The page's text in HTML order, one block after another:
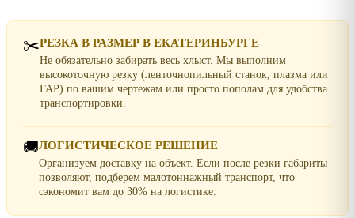
✂️РЕЗКА В РАЗМЕР В ЕКАТЕРИНБУРГЕ
Не обязательно забирать весь хлыст. Мы выполним
высокоточную резку (ленточнопильный станок, плазма или
ГАР) по вашим чертежам или просто пополам для удобства
транспортировки.
🚚ЛОГИСТИЧЕСКОЕ РЕШЕНИЕ
Организуем доставку на объект. Если после резки габариты
позволяют, подберем малотоннажный транспорт, что
сэкономит вам до 30% на логистике.